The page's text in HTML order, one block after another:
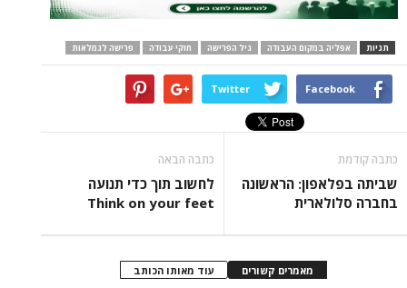
במקום העבודה גיל הפרישה חוקי עבודה פרישה לגמלאות
Twitter
הראשונה
לחשוב תוך כדי תנועה
Think on your feet
עוד מאותו הכותב